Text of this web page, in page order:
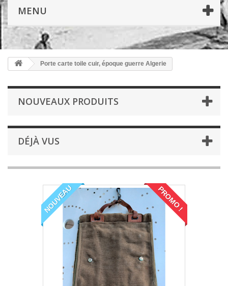
MENU
Porte carte toile cuir, époque guerre Algerie
NOUVEAUX PRODUITS
DÉJÀ VUS
NOUVEAU PROMO !